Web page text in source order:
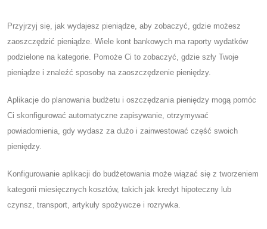
Przyjrzyj się, jak wydajesz pieniądze, aby zobaczyć, gdzie możesz
zaoszczędzić pieniądze. Wiele kont bankowych ma raporty wydatków
podzielone na kategorie. Pomoże Ci to zobaczyć, gdzie szły Twoje
pieniądze i znaleźć sposoby na zaoszczędzenie pieniędzy.
Aplikacje do planowania budżetu i oszczędzania pieniędzy mogą pomóc
Ci skonfigurować automatyczne zapisywanie, otrzymywać
powiadomienia, gdy wydasz za dużo i zainwestować część swoich
pieniędzy.
Konfigurowanie aplikacji do budżetowania może wiązać się z tworzeniem
kategorii miesięcznych kosztów, takich jak kredyt hipoteczny lub
czynsz, transport, artykuły spożywcze i rozrywka.